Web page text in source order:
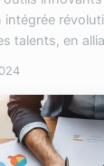
talents, en